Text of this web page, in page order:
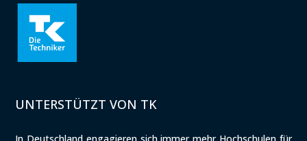
UNTERSTÜTZT VON TK
In Deutschland engagieren sich immer mehr Hochschulen für